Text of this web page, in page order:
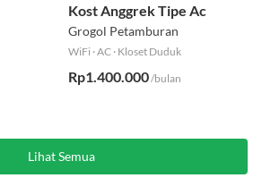
Kost Anggrek Tipe Ac
Grogol Petamburan
WiFi ·AC · Kloset Duduk
Rp1.400.000/bulan
Lihat Semua